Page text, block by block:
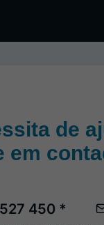
de
em
450 *